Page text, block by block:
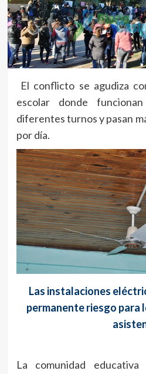
El conflicto se agudiza
escolar donde
diferentes turnos y pasan
por día.
Las instalaciones
permanente riesgo para
La comunidad